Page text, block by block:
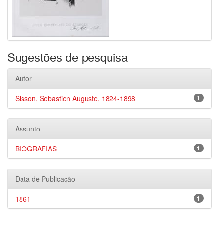
Sugestões de pesquisa
Autor
1
Sisson, Sebastien Auguste, 1824-1898
Assunto
1
BIOGRAFIAS
Data de Publicação
1
1861